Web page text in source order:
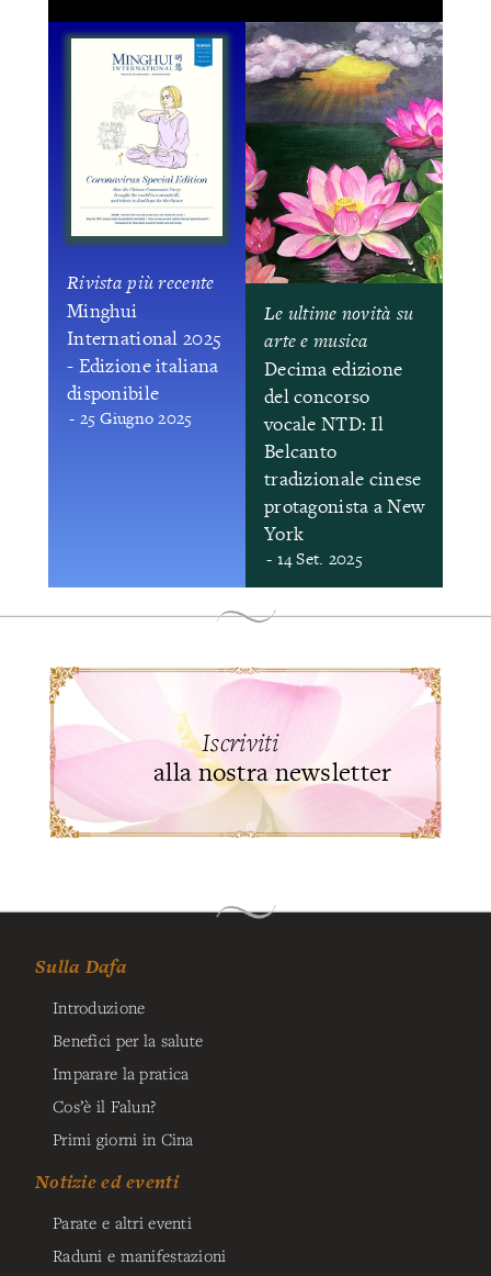
Rivista più recente
Minghui
International 2025
- Edizione italiana
disponibile
- 25 Giugno 2025
Le ultime novità su
arte e musica
Decima edizione
del concorso
vocale NTD: Il
Belcanto
tradizionale cinese
protagonista a New
York
- 14 Set. 2025
Iscriviti
alla nostra newsletter
Sulla Dafa
Introduzione
Benefici per la salute
Imparare la pratica
Cos’è il Falun?
Primi giorni in Cina
Notizie ed eventi
Parate e altri eventi
Raduni e manifestazioni